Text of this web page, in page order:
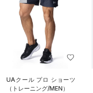
UAクール プロ ショーツ
（トレーニング/MEN）